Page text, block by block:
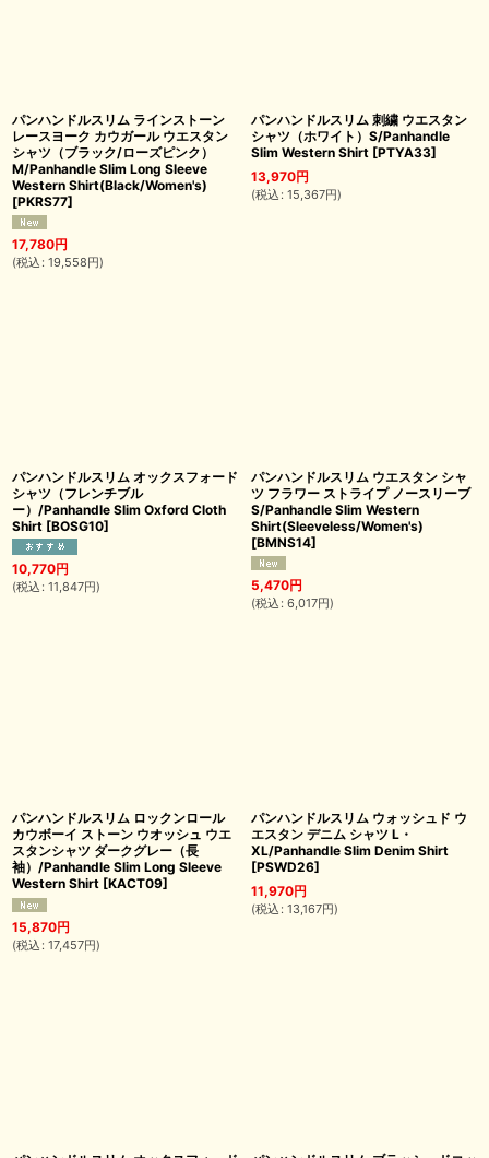
パンハンドルスリム ラインストーン
レースヨーク カウガール ウエスタン
シャツ（ブラック/ローズピンク）
M/Panhandle Slim Long Sleeve
Western Shirt(Black/Women's)
[PKRS77]
17,780円
(税込 : 19,558円)
パンハンドルスリム 刺繍 ウエスタン
シャツ（ホワイト）S/Panhandle
Slim Western Shirt [PTYA33]
13,970円
(税込 : 15,367円)
パンハンドルスリム オックスフォード
シャツ（フレンチブル
ー）/Panhandle Slim Oxford Cloth
Shirt [BOSG10]
10,770円
(税込 : 11,847円)
パンハンドルスリム ウエスタン シャ
ツ フラワー ストライプ ノースリーブ
S/Panhandle Slim Western
Shirt(Sleeveless/Women's)
[BMNS14]
5,470円
(税込 : 6,017円)
パンハンドルスリム ロックンロール
カウボーイ ストーン ウオッシュ ウエ
スタンシャツ ダークグレー（長
袖）/Panhandle Slim Long Sleeve
Western Shirt [KACT09]
15,870円
(税込 : 17,457円)
パンハンドルスリム ウォッシュド ウ
エスタン デニム シャツ L・
XL/Panhandle Slim Denim Shirt
[PSWD26]
11,970円
(税込 : 13,167円)